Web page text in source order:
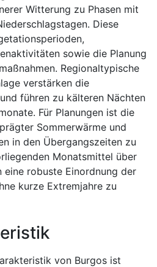
Witterung zu Phasen mit
Diese
sowie die Planung
Regionaltypische
verstärken die
führen zu kälteren Nächten
Für Planungen ist die
Sommerwärme und
in den Übergangszeiten zu
Monatsmittel über
eine robuste Einordnung der
kurze Extremjahre zu
von Burgos ist